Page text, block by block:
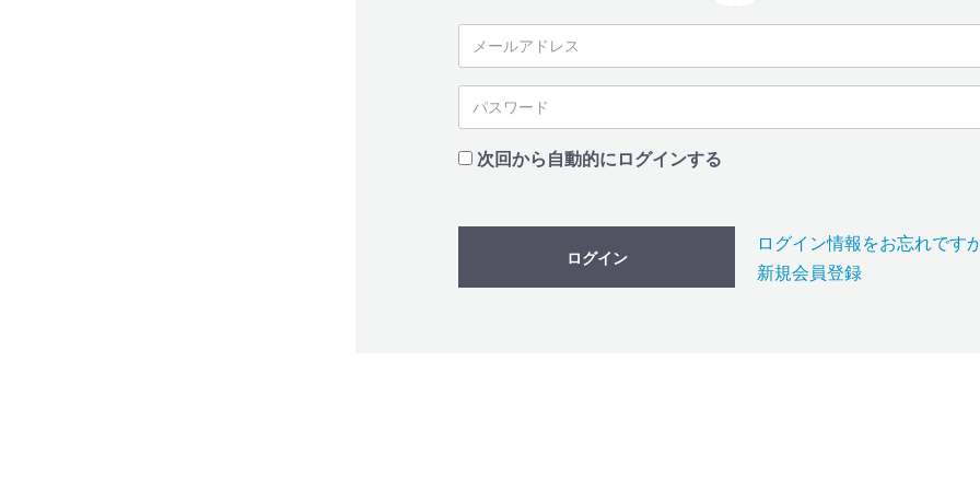
次回から自動的にログインする
ログイン
ログイン情報をお忘れです
新規会員登録